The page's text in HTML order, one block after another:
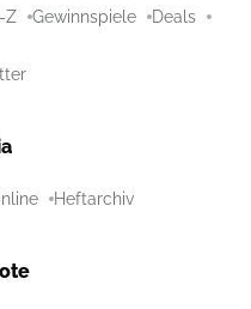
Z Gewinnspiele Deals
Heftarchiv